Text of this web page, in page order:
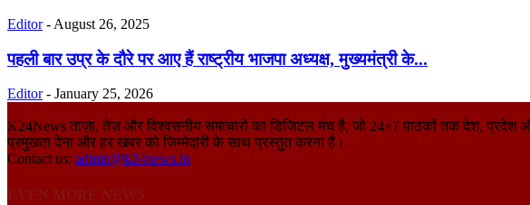
Editor - August 26, 2025
पहली बार उप्र के दौरे पर आए हैं राष्ट्रीय भाजपा अध्यक्ष, मुख्यमंत्री के...
Editor - January 25, 2026
K24News ताज़ा, तेज़ और विश्वसनीय समाचारों का डिजिटल मंच है, जो 24×7 पाठकों तक देश, प्रदेश
प्रमुखता देना और हर खबर को जिम्मेदारी के साथ प्रस्तुत करना है।
Contact us: admin@k24news.in